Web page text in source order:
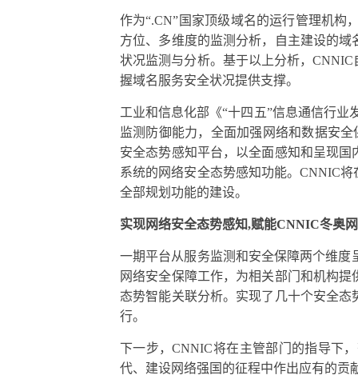
作为“.CN”国家顶级域名的运行管理机构
方位、多维度的监测分析，自主建设的
状况监测与分析。基于以上分析，
握域名服务安全状况提供支撑。
工业和信息化部《“十四五”信息通信行
监测防御能力，全面加强网络和数据安
安全态势感知平台，以全面感知和呈现
系统的网络安全态势感知功能。CNNIC
全部规划功能的建设。
实现网络安全态势感知,赋能CNNIC冬奥
一期平台从服务监测和安全保障两个维
网络安全保障工作，为相关部门和机构
态势智能关联分析。实现了几十个安全
行。
下一步，CNNIC将在主管部门的指导下
代、建设网络强国的征程中作出应有的贡